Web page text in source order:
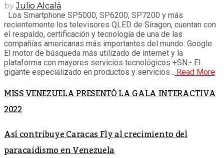
byJulio Alcalá
Los Smartphone SP5000, SP6200, SP7200 y más
recientemente los televisores QLED de Síragon, cuentan con
el respaldo, certificación y tecnología de una de las
compañías americanas más importantes del mundo: Google.
El motor de búsqueda más utilizado de internet y la
plataforma con mayores servicios tecnológicos +SN.- El
gigante especializado en productos y servicios... Read More
MISS VENEZUELA PRESENTÓ LA GALA INTERACTIVA
2022
Así contribuye Caracas Fly al crecimiento del
paracaidismo en Venezuela